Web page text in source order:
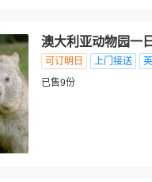
澳大利亚动物园一
可订明日 上门接送
已售9份